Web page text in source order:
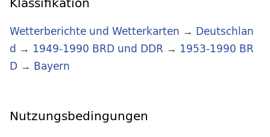
Wetterberichte und Wetterkarten → Deutschlan
d → 1949-1990 BRD und DDR → 1953-1990 BR
D → Bayern
Nutzungsbedingungen